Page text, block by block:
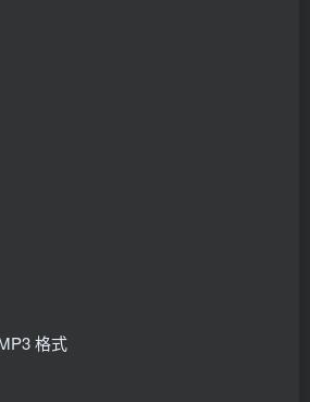
格式